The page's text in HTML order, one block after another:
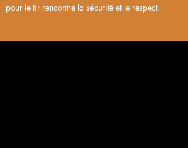
pour le tir rencontre la sécurité et le respect.